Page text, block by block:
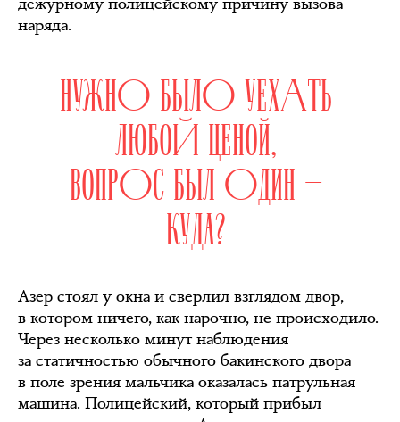
наряда.
НУЖНО БЫЛО УЕХАТЬ
ЛЮБОЙ ЦЕНОЙ,
ВОПРОС БЫЛ ОДИН —
КУДА?
Азер стоял у окна и сверлил взглядом двор,
в котором ничего, как нарочно, не происходило.
Через несколько минут наблюдения
за статичностью обычного бакинского двора
в поле зрения мальчика оказалась патрульная
машина. Полицейский, который прибыл